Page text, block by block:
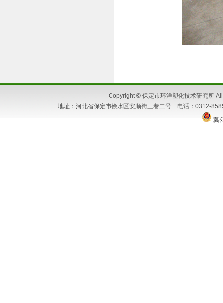
Copyright©保定市环洋塑化技术研究所
地址：河北省保定市徐水区安顺街三巷二号 电话：0312-
冀